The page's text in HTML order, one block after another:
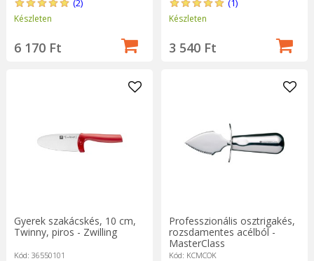
(2)
Készleten
6 170 Ft
(1)
Készleten
3 540 Ft
Gyerek szakácskés, 10 cm,
Twinny, piros - Zwilling
Kód: 36550101
Professzionális osztrigakés,
rozsdamentes acélból -
MasterClass
Kód: KCMCOK